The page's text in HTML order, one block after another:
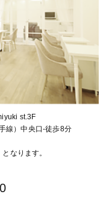
st.3F
線）中央口-徒歩8分
なります。